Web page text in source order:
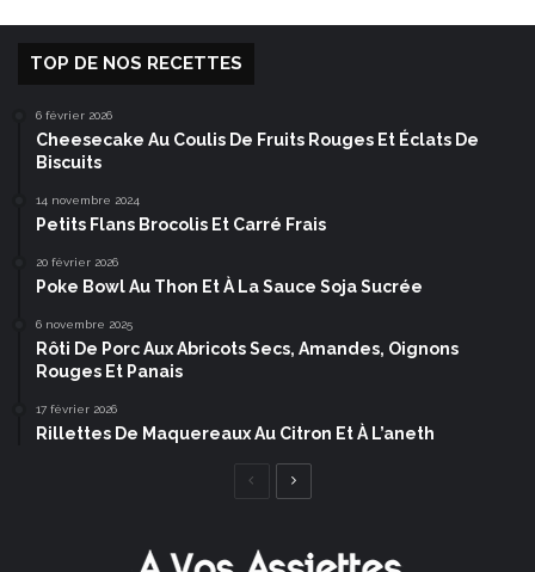
TOP DE NOS RECETTES
6 février 2026
Cheesecake Au Coulis De Fruits Rouges Et Éclats De
Biscuits
14 novembre 2024
Petits Flans Brocolis Et Carré Frais
20 février 2026
Poke Bowl Au Thon Et À La Sauce Soja Sucrée
6 novembre 2025
Rôti De Porc Aux Abricots Secs, Amandes, Oignons
Rouges Et Panais
17 février 2026
Rillettes De Maquereaux Au Citron Et À L’aneth
Page